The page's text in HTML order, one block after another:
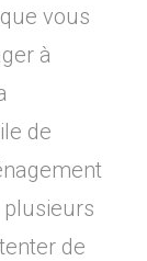
vous
à
de
plusieurs
de